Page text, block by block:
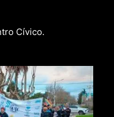
Cívico.